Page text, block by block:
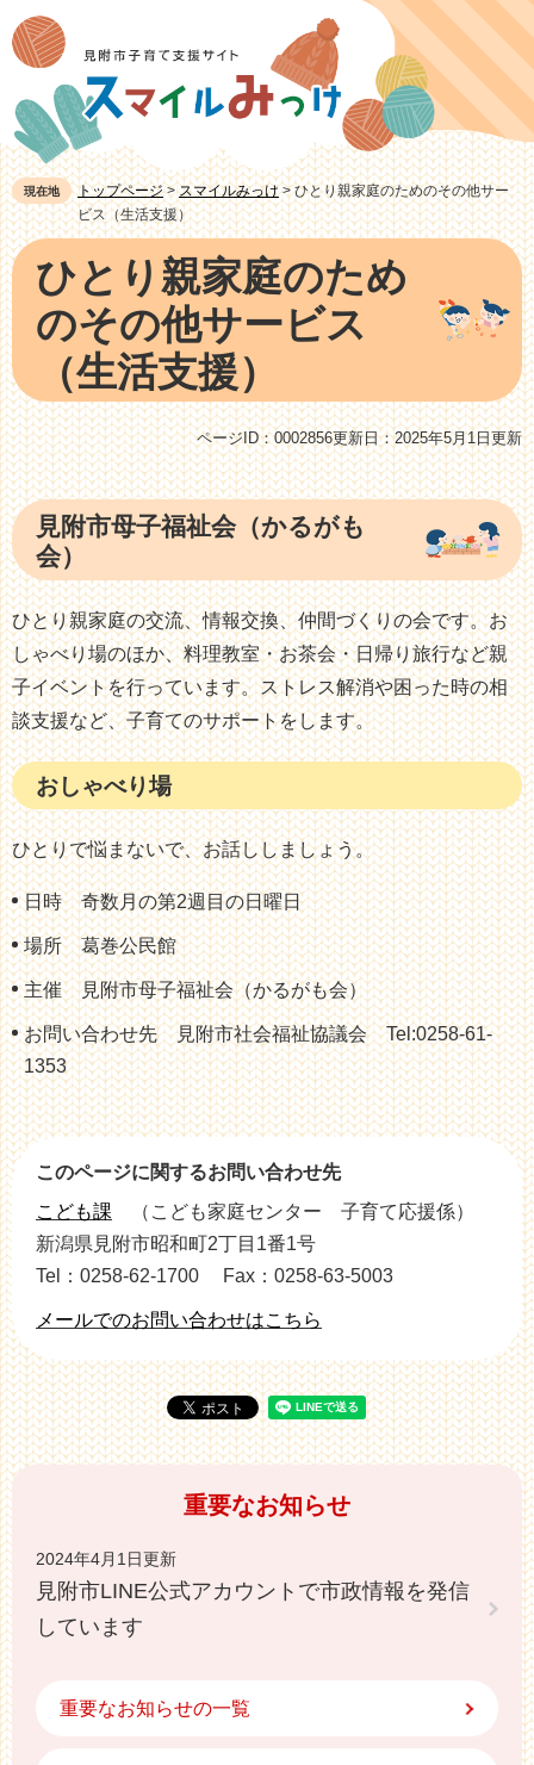
ー
の
先
頭
で
す。
ニ
ー
を
飛
ば
し
て
本
文
へ
現在地 トップページ >スマイルみっけ >ひとり親家庭のためのその他サー
ビス（生活支援）
本 ひとり親家庭のため
のその他サービス
（生活支援）
ページID：0002856更新日：2025年5月1日更新
見附市母子福祉会（かるがも
会）
ひとり親家庭の交流、情報交換、仲間づくりの会です。お
しゃべり場のほか、料理教室・お茶会・日帰り旅行など親
子イベントを行っています。ストレス解消や困った時の相
談支援など、子育てのサポートをします。
おしゃべり場
ひとりで悩まないで、お話ししましょう。
日時 奇数月の第2週目の日曜日
場所 葛巻公民館
主催 見附市母子福祉会（かるがも会）
お問い合わせ先 見附市社会福祉協議会 Tel:0258‐61‐
1353
このページに関するお問い合わせ先
こども課
こども家庭センター 子育て応援係
新潟県見附市昭和町2丁目1番1号
Tel：0258-62-1700
Fax：0258-63-5003
メールでのお問い合わせはこちら
重要なお知らせ
2024年4月1日更新
見附市LINE公式アカウントで市政情報を発信
しています
重要なお知らせの一覧